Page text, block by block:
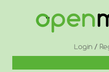
CONTENUTO
Login /